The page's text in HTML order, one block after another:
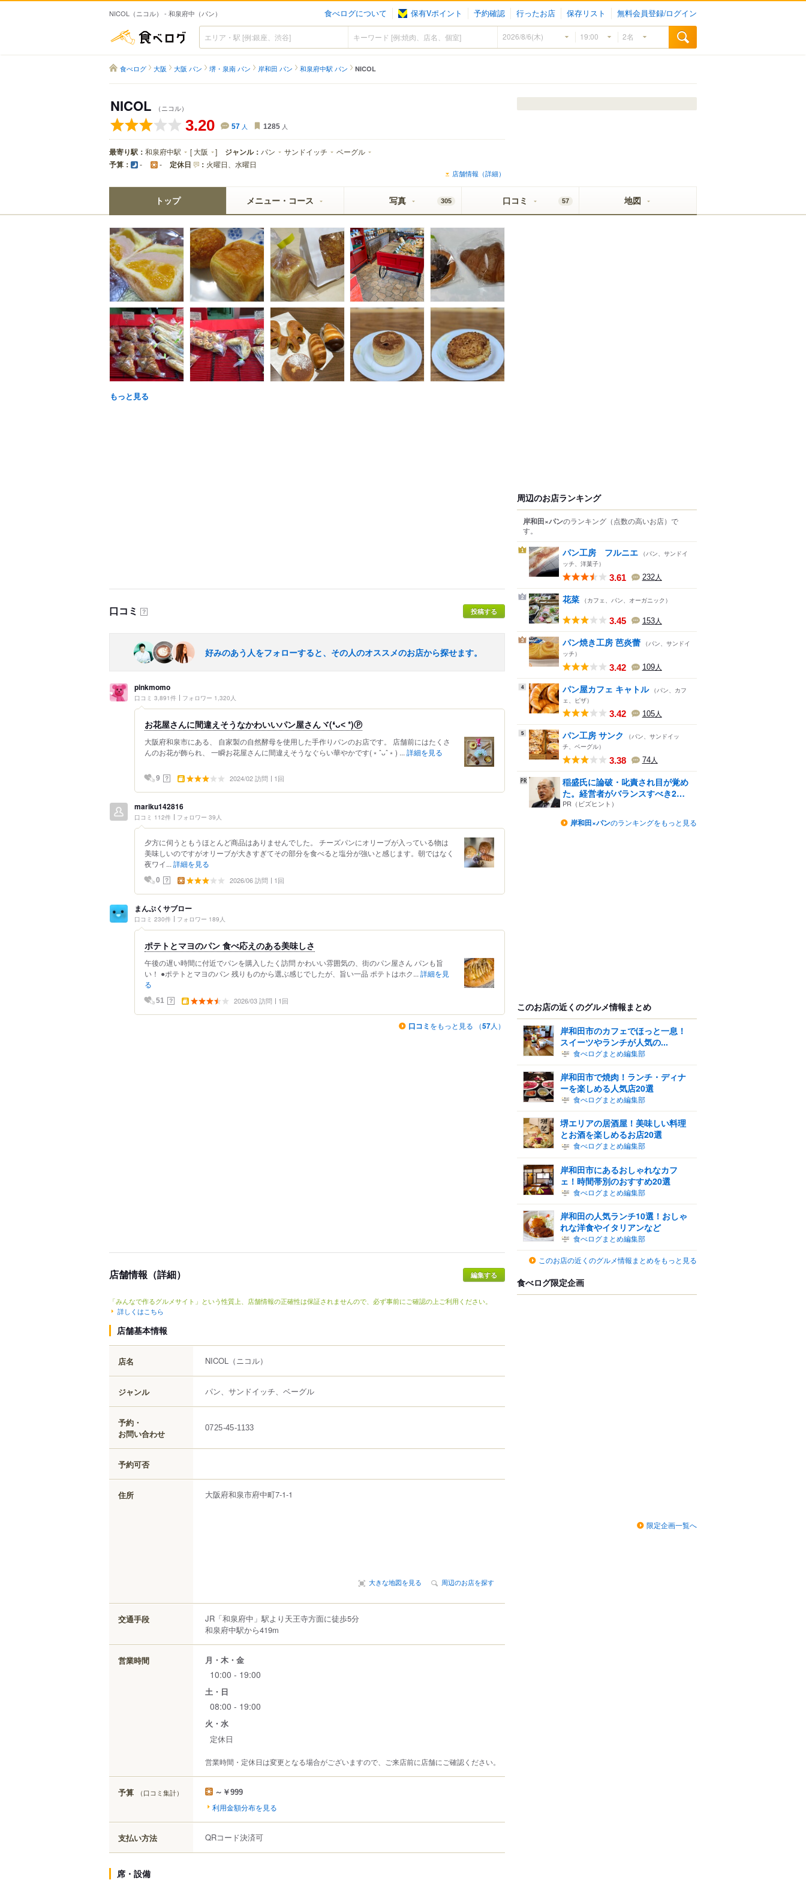
NICOL（ニコル） - 和泉府中（パン） 食べログについて 保有Vポイント 予約確認 行ったお店 保存リスト 無料会員登録/ログイン
食べログ
食べログ 大阪 大阪 パン 堺・泉南 パン 岸和田 パン 和泉府中駅 パン NICOL
NICOL （ニコル）
3.20 57 人 1285 人
最寄り駅： 和泉府中駅 [ 大阪 ] ジャンル： パン サンドイッチ ベーグル
予算： - - 定休日 ： 火曜日、水曜日
店舗情報（詳細）
トップ メニュー・コース 写真 305 口コミ 57 地図
もっと見る
口コミ ？ 投稿する
好みのあう人をフォローすると、その人のオススメのお店から探せます。
pinkmomo
口コミ 3,891件 フォロワー 1,320人
お花屋さんに間違えそうなかわいいパン屋さんヾ(❛ᴗ˂ *)Ⓟ
大阪府和泉市にある、 自家製の自然酵母を使用した手作りパンのお店です。 店舗前にはたくさ
んのお花が飾られ、 一瞬お花屋さんに間違えそうなぐらい華やかです(﹡ˆᴗˆ﹡) ... 詳細を見る
9 ？ 2024/02 訪問 1回
mariku142816
口コミ 112件 フォロワー 39人
夕方に伺うともうほとんど商品はありませんでした。 チーズパンにオリーブが入っている物は
美味しいのですがオリーブが大きすぎてその部分を食べると塩分が強いと感じます。朝ではなく
夜ワイ... 詳細を見る
0 ？ 2026/06 訪問 1回
まんぷくサブロー
口コミ 230件 フォロワー 189人
ポテトとマヨのパン 食べ応えのある美味しさ
午後の遅い時間に付近でパンを購入したく訪問 かわいい雰囲気の、街のパン屋さん パンも旨
い！ ●ポテトとマヨのパン 残りものから選ぶ感じでしたが、旨い一品 ポテトはホク... 詳細を見
る
51 ？ 2026/03 訪問 1回
口コミ をもっと見る （57人）
店舗情報（詳細）
「みんなで作るグルメサイト」という性質上、店舗情報の正確性は保証されませんので、必ず事前にご確認の上ご利用ください。
詳しくはこちら
店舗基本情報
店名 NICOL （ニコル）
ジャンル パン、サンドイッチ、ベーグル
予約・
お問い合わせ
0725-45-1133
予約可否
住所 大阪府和泉市府中町7-1-1
大きな地図を見る 周辺のお店を探す
交通手段
JR「和泉府中」駅より天王寺方面に徒歩5分
和泉府中駅から419m
営業時間 月・木・金
10:00 - 19:00
土・日
08:00 - 19:00
火・水
定休日
営業時間・定休日は変更となる場合がございますので、ご来店前に店舗にご確認ください。
予算 （口コミ集計） ～￥999
利用金額分布を見る
支払い方法 QRコード決済可
席・設備
周辺のお店ランキング
岸和田×パンのランキング （点数の高いお店） で
す。
1 パン工房 フルニエ （パン、サンドイ
ッチ、洋菓子）
3.61 232人
2 花菜 （カフェ、パン、オーガニック）
3.45 153人
3 パン焼き工房 芭炎蕾 （パン、サンドイ
ッチ）
3.42 109人
4 パン屋カフェ キャトル （パン、カフ
ェ、ピザ）
3.42 105人
5 パン工房 サンク
（パン、サンドイッ
チ、ベーグル）
3.38 74人
稲盛氏に論破・叱責され目が覚め
た。経営者がバランスすべき2
つ...
PR（ビズヒント）
岸和田×パンのランキングをもっと見る
このお店の近くのグルメ情報まとめ
岸和田市のカフェでほっと一息！
スイーツやランチが人気の...
食べログまとめ編集部
岸和田市で焼肉！ランチ・ディナ
ーを楽しめる人気店20選
食べログまとめ編集部
堺エリアの居酒屋！美味しい料理
とお酒を楽しめるお店20選
食べログまとめ編集部
岸和田市にあるおしゃれなカフ
ェ！時間帯別のおすすめ20選
食べログまとめ編集部
岸和田の人気ランチ10選！おしゃ
れな洋食やイタリアンなど
食べログまとめ編集部
このお店の近くのグルメ情報まとめをもっと見る
食べログ限定企画
限定企画一覧へ